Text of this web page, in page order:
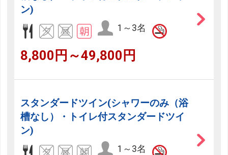
ン)
1～3名
8,800円～49,800円
スタンダードツイン(シャワーのみ（浴
槽なし）・トイレ付スタンダードツイ
ン)
1～3名